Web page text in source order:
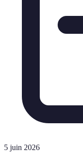
5 juin 2026